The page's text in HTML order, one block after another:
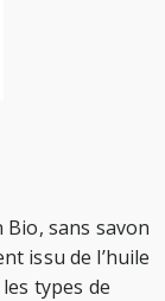
Bio, sans savon
issu de l’huile
types de